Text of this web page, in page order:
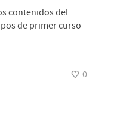
contenidos del
de primer curso
0